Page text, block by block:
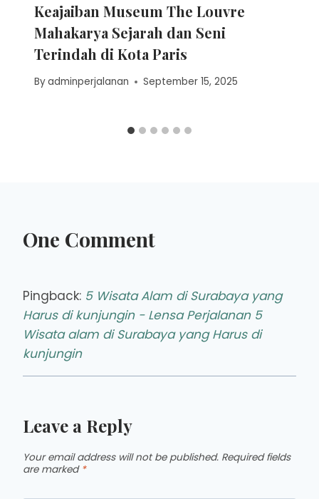
Keajaiban Museum The Louvre
Mahakarya Sejarah dan Seni
Terindah di Kota Paris
Byadminperjalanan September 15, 2025
One Comment
Pingback: 5 Wisata Alam di Surabaya yang
Harus di kunjungin - Lensa Perjalanan 5
Wisata alam di Surabaya yang Harus di
kunjungin
Leave a Reply
Your email address will not be published. Required fields
are marked *